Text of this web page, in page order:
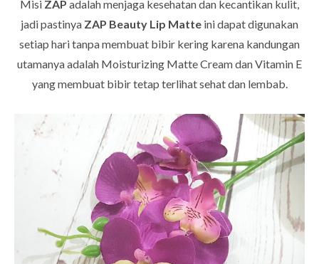
Misi ZAP adalah menjaga kesehatan dan kecantikan kulit,
jadi pastinya ZAP Beauty Lip Matte ini dapat digunakan
setiap hari tanpa membuat bibir kering karena kandungan
utamanya adalah Moisturizing Matte Cream dan Vitamin E
yang membuat bibir tetap terlihat sehat dan lembab.